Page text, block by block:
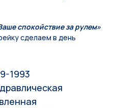
спокойствие за рулем»
сделаем в день
1993